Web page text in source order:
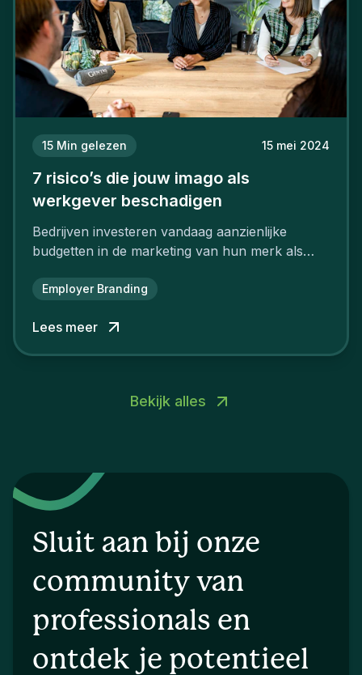
15 Min gelezen 15 mei 2024
7 risico’s die jouw imago als
werkgever beschadigen
Bedrijven investeren vandaag aanzienlijke
budgetten in de marketing van hun merk als
Employer Branding
Lees meer
Bekijk alles
Sluit aan bij onze
community van
professionals en
ontdek je potentieel